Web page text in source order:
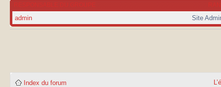
RESPONSABLE DU GROUPE
Site
admin
Index du forum